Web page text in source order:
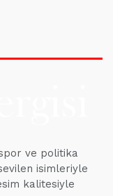
ve politika
isimleriyle
kalitesiyle